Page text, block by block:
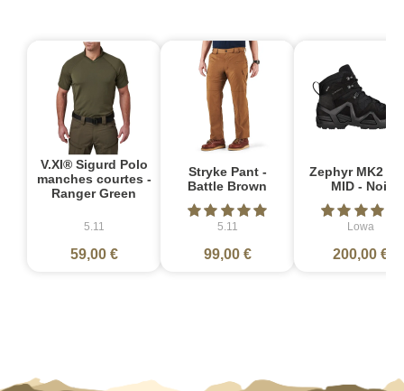
V.XI® Sigurd Polo
manches courtes -
Ranger Green
5.11
59,00 €
Stryke Pant -
Battle Brown
5.11
99,00 €
Zephyr MK2
MID - Noir
Lowa
200,00 €